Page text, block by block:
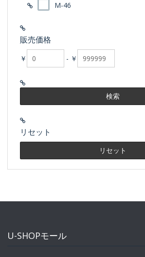
M-46
販売価格
￥ - ￥
リセット
U-SHOPモール